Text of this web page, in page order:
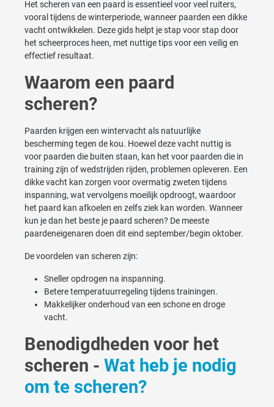
Het scheren van een paard is essentieel voor veel ruiters,
vooral tijdens de winterperiode, wanneer paarden een dikke
vacht ontwikkelen. Deze gids helpt je stap voor stap door
het scheerproces heen, met nuttige tips voor een veilig en
effectief resultaat.
Waarom een paard
scheren?
Paarden krijgen een wintervacht als natuurlijke
bescherming tegen de kou. Hoewel deze vacht nuttig is
voor paarden die buiten staan, kan het voor paarden die in
training zijn of wedstrijden rijden, problemen opleveren. Een
dikke vacht kan zorgen voor overmatig zweten tijdens
inspanning, wat vervolgens moeilijk opdroogt, waardoor
het paard kan afkoelen en zelfs ziek kan worden. Wanneer
kun je dan het beste je paard scheren? De meeste
paardeneigenaren doen dit eind september/begin oktober.
De voordelen van scheren zijn:
Sneller opdrogen na inspanning.
Betere temperatuurregeling tijdens trainingen.
Makkelijker onderhoud van een schone en droge
vacht.
Benodigdheden voor het
scheren - Wat heb je nodig
om te scheren?